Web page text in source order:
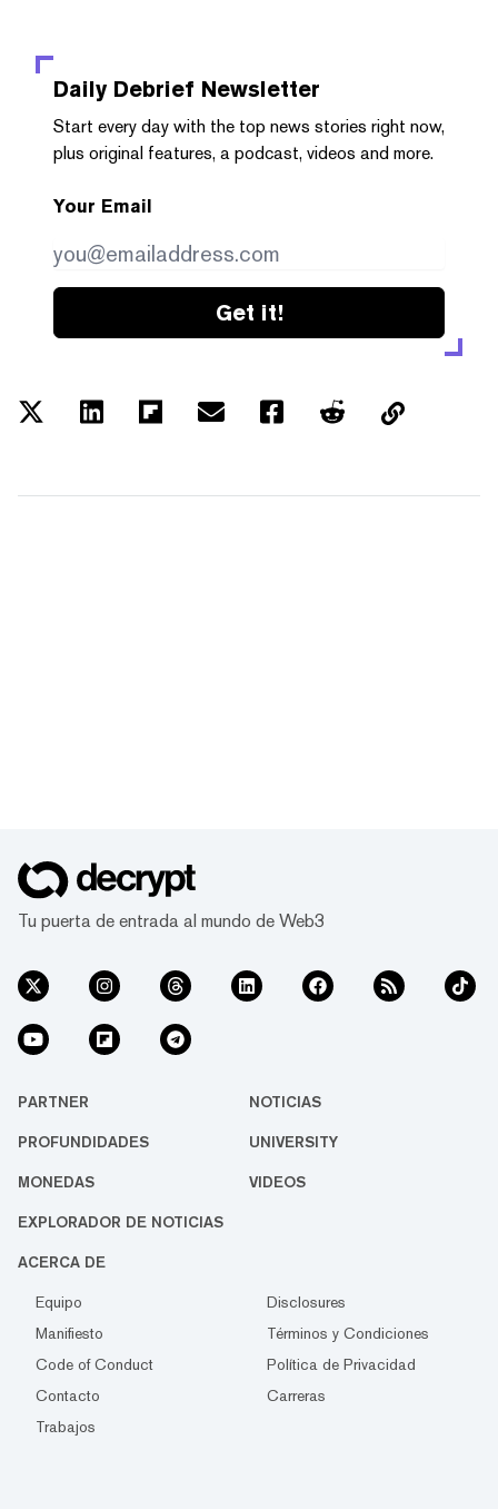
Daily Debrief Newsletter
Start every day with the top news stories right now,
plus original features, a podcast, videos and more.
Your Email
Get it!
Tu puerta de entrada al mundo de Web3
PARTNER NOTICIAS
PROFUNDIDADES UNIVERSITY
MONEDAS VIDEOS
EXPLORADOR DE NOTICIAS
ACERCA DE
Equipo
Disclosures
Manifiesto
Términos y Condiciones
Code of Conduct
Política de Privacidad
Contacto
Carreras
Trabajos